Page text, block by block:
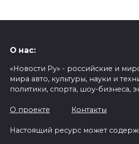
О нас:
«Новости Ру» - российские и
мира авто, культуры, науки и
политики, спорта, шоу-бизнеса,
О проекте Контакты
Настоящий ресурс может